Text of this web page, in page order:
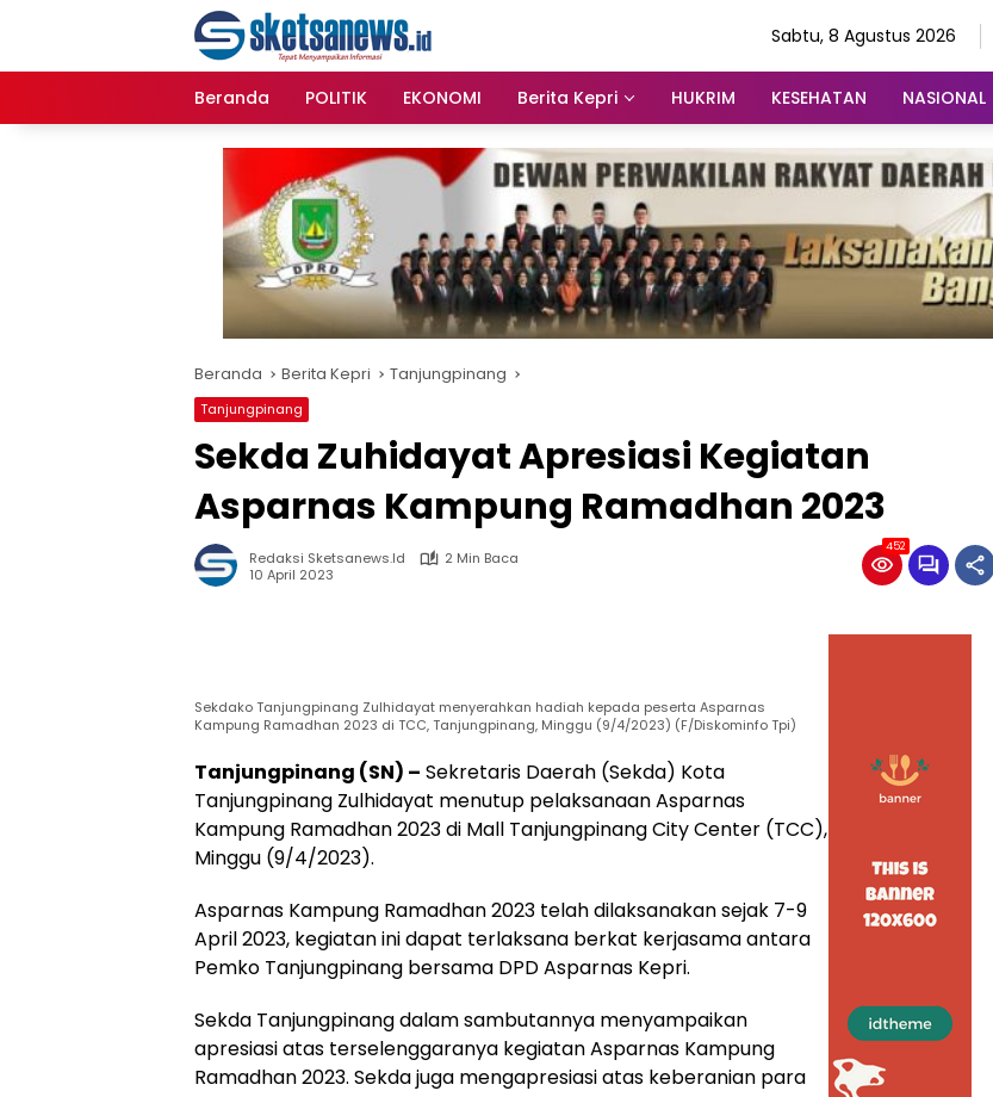
Sabtu, 8 Agustus 2026
Beranda POLITIK EKONOMI Berita Kepri HUKRIM KESEHATAN NASIONAL
Beranda Berita Kepri Tanjungpinang
Tanjungpinang
Sekda Zuhidayat Apresiasi Kegiatan
Asparnas Kampung Ramadhan 2023
Redaksi Sketsanews.id
2 Min Baca
10 April 2023
452
Sekdako Tanjungpinang Zulhidayat menyerahkan hadiah kepada peserta Asparnas
Kampung Ramadhan 2023 di TCC, Tanjungpinang, Minggu (9/4/2023) (F/Diskominfo Tpi)
Tanjungpinang (SN) – Sekretaris Daerah (Sekda) Kota
Tanjungpinang Zulhidayat menutup pelaksanaan Asparnas
Kampung Ramadhan 2023 di Mall Tanjungpinang City Center (TCC),
Minggu (9/4/2023).
Asparnas Kampung Ramadhan 2023 telah dilaksanakan sejak 7-9
April 2023, kegiatan ini dapat terlaksana berkat kerjasama antara
Pemko Tanjungpinang bersama DPD Asparnas Kepri.
Sekda Tanjungpinang dalam sambutannya menyampaikan
apresiasi atas terselenggaranya kegiatan Asparnas Kampung
Ramadhan 2023. Sekda juga mengapresiasi atas keberanian para